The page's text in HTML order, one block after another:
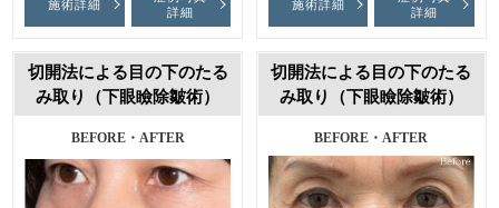
施術詳細
詳細
施術詳細
詳細
切開法による目の下のたる
み取り（下眼瞼除皺術）
切開法による目の下のたる
み取り（下眼瞼除皺術）
BEFORE・AFTER